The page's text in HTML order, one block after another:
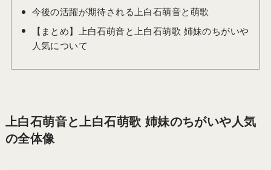
今後の活躍が期待される上白石萌音と萌歌
【まとめ】上白石萌音と上白石萌歌 姉妹のちがいや
人気について
上白石萌音と上白石萌歌 姉妹のちがいや人気
の全体像